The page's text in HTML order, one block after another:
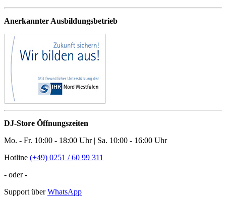
Anerkannter Ausbildungsbetrieb
DJ-Store Öffnungszeiten
Mo. - Fr. 10:00 - 18:00 Uhr | Sa. 10:00 - 16:00 Uhr
Hotline (+49) 0251 / 60 99 311
- oder -
Support überWhatsApp